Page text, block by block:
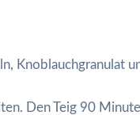
Knoblauchgranulat
Den Teig 90